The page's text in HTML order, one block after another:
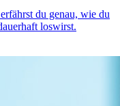
du genau, wie du
loswirst.